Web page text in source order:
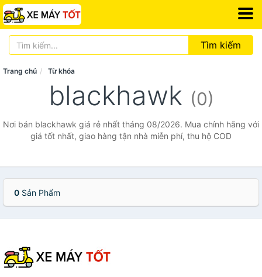
Tìm kiếm
Trang chủ Từ khóa
blackhawk (0)
Nơi bán blackhawk giá rẻ nhất tháng 08/2026. Mua chính hãng với
giá tốt nhất, giao hàng tận nhà miễn phí, thu hộ COD
0 Sản Phẩm